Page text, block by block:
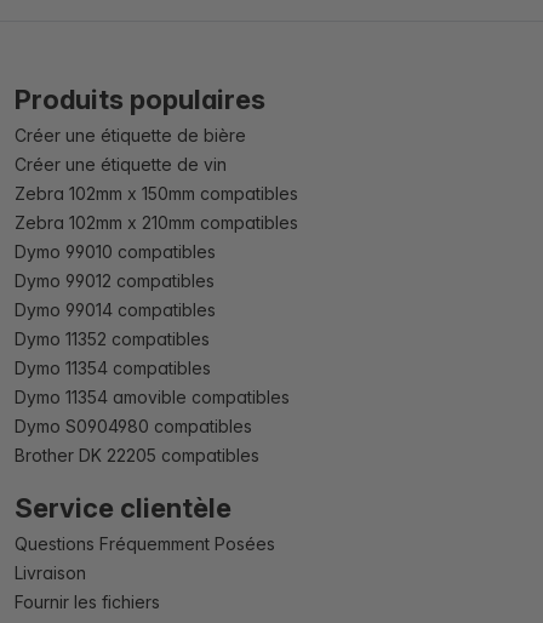
Produits populaires
Créer une étiquette de bière
Créer une étiquette de vin
Zebra 102mm x 150mm compatibles
Zebra 102mm x 210mm compatibles
Dymo 99010 compatibles
Dymo 99012 compatibles
Dymo 99014 compatibles
Dymo 11352 compatibles
Dymo 11354 compatibles
Dymo 11354 amovible compatibles
Dymo S0904980 compatibles
Brother DK 22205 compatibles
Service clientèle
Questions Fréquemment Posées
Livraison
Fournir les fichiers